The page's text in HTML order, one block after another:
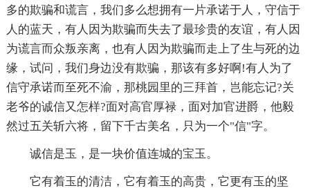
多的欺骗和谎言，我们多么想拥有一片承诺于人，守信于
人的蓝天，有人因为欺骗而失去了最珍贵的友谊，有人因
为谎言而众叛亲离，也有人因为欺骗而走上了生与死的边
缘，试问，我们身边没有欺骗，那该有多好啊!有人为了
信守承诺而至死不渝，那桃园里的三拜首，岂能忘记?关
老爷的诚信又怎样?面对高官厚禄，面对加官进爵，他毅
然过五关斩六将，留下千古美名，只为一个"信"字。
诚信是玉，是一块价值连城的宝玉。
它有着玉的清洁，它有着玉的高贵，它更有玉的坚